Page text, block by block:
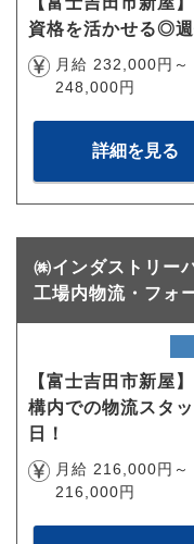
資格を活かせる◎
月給 232,000円～
248,000円
詳細を見る
㈱インダストリー
工場内物流・フォ
【富士吉田市新屋
構内での物流スタ
日！
月給 216,000円～
216,000円